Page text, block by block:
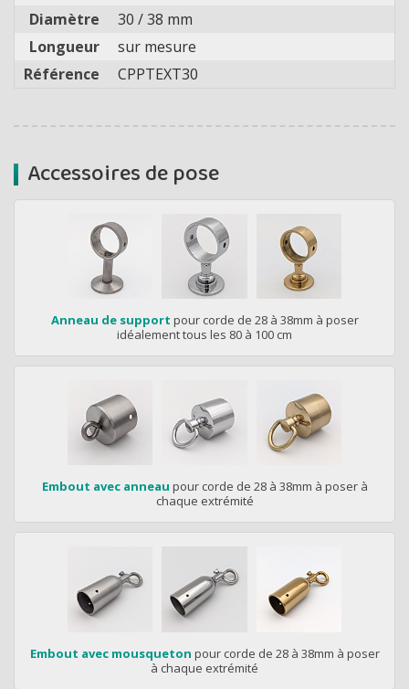
Diamètre
30 / 38 mm
Longueur
sur mesure
Référence
CPPTEXT30
Accessoires de pose
Anneau de support pour corde de 28 à 38mm à poser
idéalement tous les 80 à 100 cm
Embout avec anneau pour corde de 28 à 38mm à poser à
chaque extrémité
Embout avec mousqueton pour corde de 28 à 38mm à poser
à chaque extrémité